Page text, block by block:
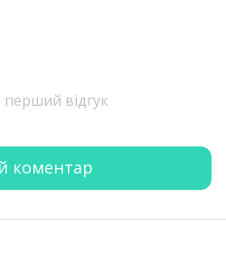
відгук
коментар